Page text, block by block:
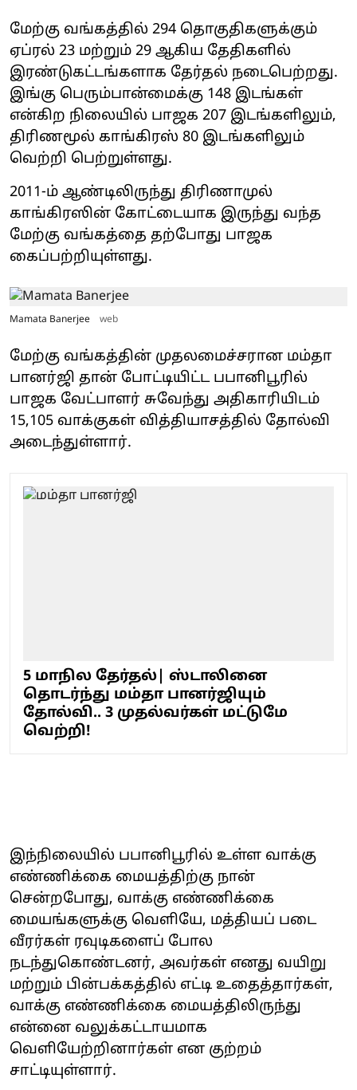
மேற்கு வங்கத்தில் 294 தொகுதிகளுக்கும்
ஏப்ரல் 23 மற்றும் 29 ஆகிய தேதிகளில்
இரண்டுகட்டங்களாக தேர்தல் நடைபெற்றது.
இங்கு பெரும்பான்மைக்கு 148 இடங்கள்
என்கிற நிலையில் பாஜக 207 இடங்களிலும்,
திரிணமூல் காங்கிரஸ் 80 இடங்களிலும்
வெற்றி பெற்றுள்ளது.
2011-ம் ஆண்டிலிருந்து திரிணாமுல்
காங்கிரஸின் கோட்டையாக இருந்து வந்த
மேற்கு வங்கத்தை தற்போது பாஜக
கைப்பற்றியுள்ளது.
Mamata Banerjee web
மேற்கு வங்கத்தின் முதலமைச்சரான மம்தா
பானர்ஜி தான் போட்டியிட்ட பபானிபூரில்
பாஜக வேட்பாளர் சுவேந்து அதிகாரியிடம்
15,105 வாக்குகள் வித்தியாசத்தில் தோல்வி
அடைந்துள்ளார்.
5 மாநில தேர்தல்| ஸ்டாலினை
தொடர்ந்து மம்தா பானர்ஜியும்
தோல்வி.. 3 முதல்வர்கள் மட்டுமே
வெற்றி!
இந்நிலையில் பபானிபூரில் உள்ள வாக்கு
எண்ணிக்கை மையத்திற்கு நான்
சென்றபோது, ​​வாக்கு எண்ணிக்கை
மையங்களுக்கு வெளியே, மத்தியப் படை
வீரர்கள் ரவுடிகளைப் போல
நடந்துகொண்டனர், அவர்கள் எனது வயிறு
மற்றும் பின்பக்கத்தில் எட்டி உதைத்தார்கள்,
வாக்கு எண்ணிக்கை மையத்திலிருந்து
என்னை வலுக்கட்டாயமாக
வெளியேற்றினார்கள் என குற்றம்
சாட்டியுள்ளார்.